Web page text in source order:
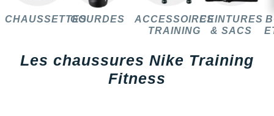
CHAUSSETTESGOURDES
ACCESSOIRES
TRAINING
CEINTURES
& SACS
Les chaussures Nike Training
Fitness